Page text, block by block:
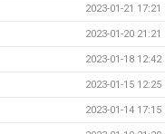
2023-01-21 17:21
2023-01-20 21:21
2023-01-18 12:42
2023-01-15 12:25
2023-01-14 17:15